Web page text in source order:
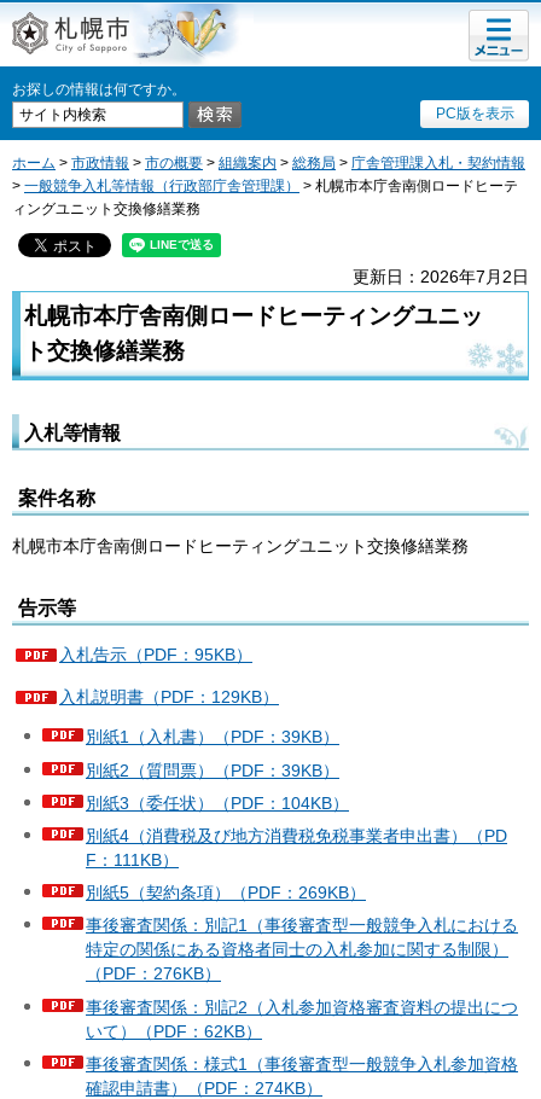
札幌市
お探しの情報は何ですか。
PC版を表示
メニュ
ー
ホーム > 市政情報 > 市の概要 > 組織案内 > 総務局 > 庁舎管理課入札・契約情報
> 一般競争入札等情報（行政部庁舎管理課）
> 札幌市本庁舎南側ロードヒーテ
ィングユニット交換修繕業務
更新日：2026年7月2日
札幌市本庁舎南側ロードヒーティングユニッ
ト交換修繕業務
入札等情報
案件名称
札幌市本庁舎南側ロードヒーティングユニット交換修繕業務
告示等
入札告示（PDF：95KB）
入札説明書（PDF：129KB）
別紙1（入札書）（PDF：39KB）
別紙2（質問票）（PDF：39KB）
別紙3（委任状）（PDF：104KB）
別紙4（消費税及び地方消費税免税事業者申出書）（PD
F：111KB）
別紙5（契約条項）（PDF：269KB）
事後審査関係：別記1（事後審査型一般競争入札における
特定の関係にある資格者同士の入札参加に関する制限）
（PDF：276KB）
事後審査関係：別記2（入札参加資格審査資料の提出につ
いて）（PDF：62KB）
事後審査関係：様式1（事後審査型一般競争入札参加資格
確認申請書）（PDF：274KB）